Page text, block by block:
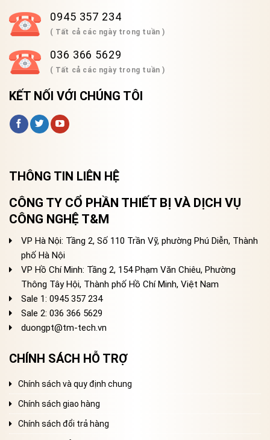
0945 357 234
( Tất cả các ngày trong tuần )
036 366 5629
( Tất cả các ngày trong tuần )
KẾT NỐI VỚI CHÚNG TÔI
THÔNG TIN LIÊN HỆ
CÔNG TY CỔ PHẦN THIẾT BỊ VÀ DỊCH VỤ
CÔNG NGHỆ T&M
VP Hà Nội: Tầng 2, Số 110 Trần Vỹ, phường Phú Diễn, Thành
phố Hà Nội
VP Hồ Chí Minh: Tầng 2, 154 Phạm Văn Chiêu, Phường
Thông Tây Hội, Thành phố Hồ Chí Minh, Việt Nam
Sale 1: 0945 357 234
Sale 2: 036 366 5629
duongpt@tm-tech.vn
CHÍNH SÁCH HỖ TRỢ
Chính sách và quy định chung
Chính sách giao hàng
Chính sách đổi trả hàng